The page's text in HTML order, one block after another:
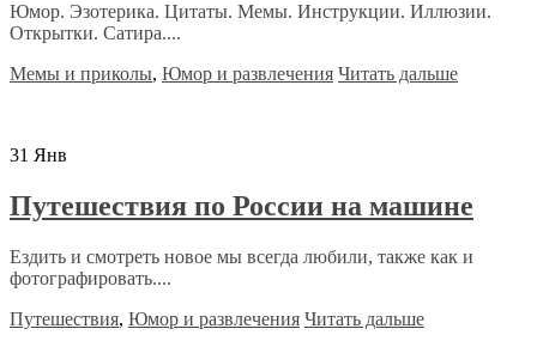
Юмор. Эзотерика. Цитаты. Мемы. Инструкции. Иллюзии.
Открытки. Сатира....
Мемы и приколы, Юмор и развлечения Читать дальше
31 Янв
Путешествия по России на машине
Ездить и смотреть новое мы всегда любили, также как и
фотографировать....
Путешествия, Юмор и развлечения Читать дальше